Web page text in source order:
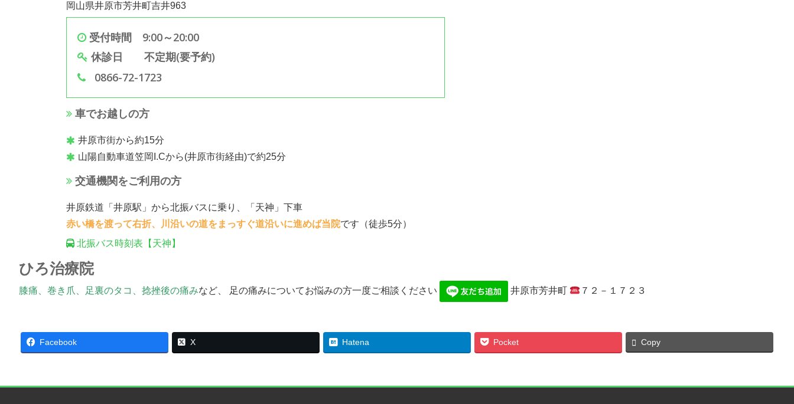
岡山県井原市芳井町吉井963
受付時間 9:00～20:00
休診日 不定期(要予約)
0866-72-1723
車でお越しの方
井原市街から約15分
山陽自動車道笠岡I.Cから(井原市街経由)で約25分
交通機関をご利用の方
井原鉄道「井原駅」から北振バスに乗り、「天神」下車
赤い橋を渡って右折、川沿いの道をまっすぐ道沿いに進めば当院です（徒歩5分）
北振バス時刻表【天神】
ひろ治療院
膝痛、巻き爪、足裏のタコ、捻挫後の痛みなど、 足の痛みについてお悩みの方一度ご相談ください 井原市芳井町 ７２－１７２３
Facebook X Hatena Pocket Copy